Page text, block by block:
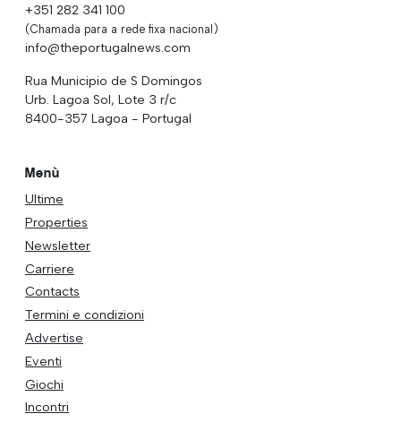
+351 282 341 100
(Chamada para a rede fixa nacional)
info@theportugalnews.com
Rua Municipio de S Domingos
Urb. Lagoa Sol, Lote 3 r/c
8400-357 Lagoa - Portugal
Menù
Ultime
Properties
Newsletter
Carriere
Contacts
Termini e condizioni
Advertise
Eventi
Giochi
Incontri